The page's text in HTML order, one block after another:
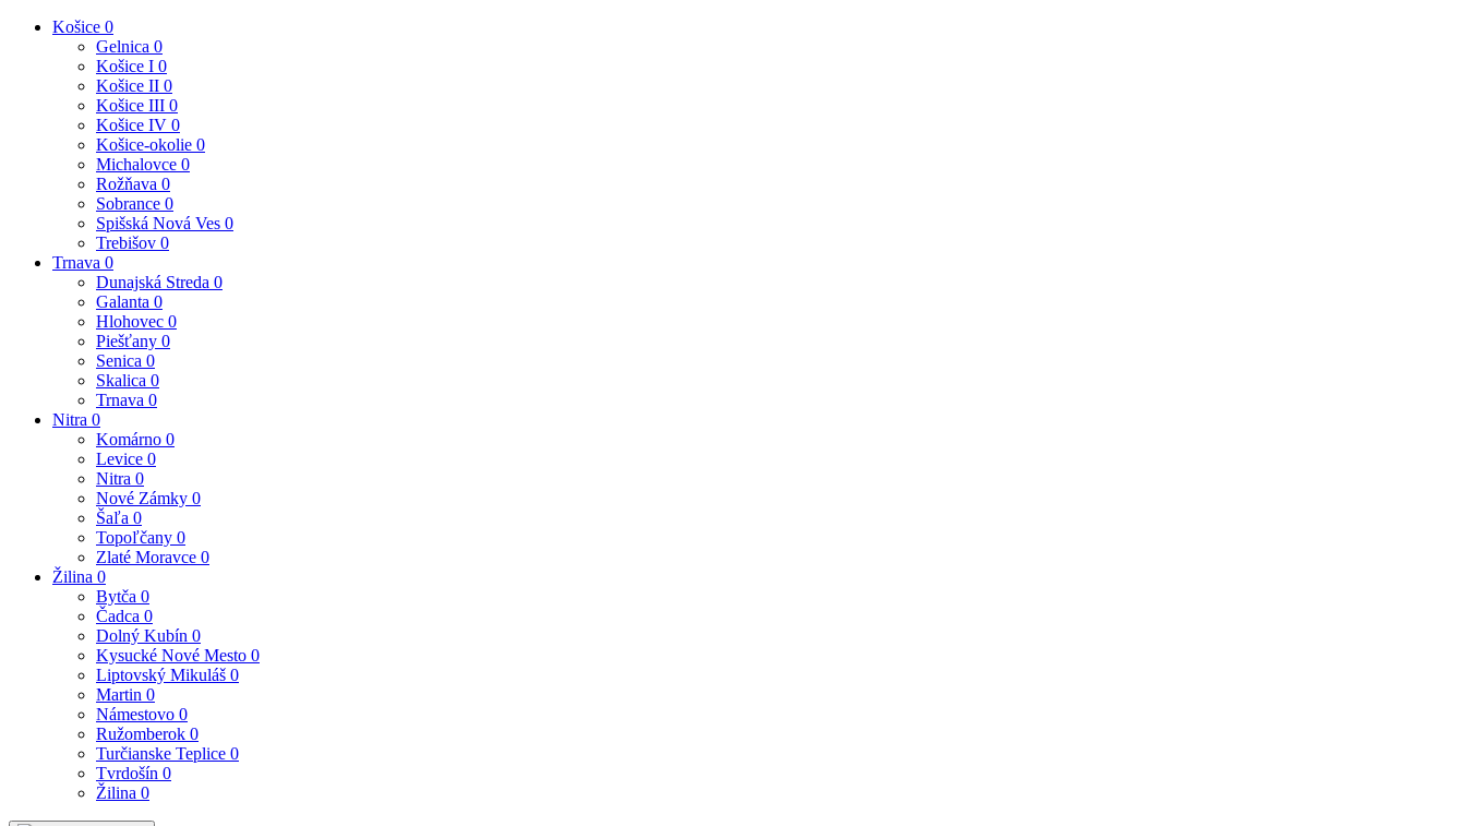
Košice 0
Gelnica 0
Košice I 0
Košice II 0
Košice III 0
Košice IV 0
Košice-okolie 0
Michalovce 0
Rožňava 0
Sobrance 0
Spišská Nová Ves 0
Trebišov 0
Trnava 0
Dunajská Streda 0
Galanta 0
Hlohovec 0
Piešťany 0
Senica 0
Skalica 0
Trnava 0
Nitra 0
Komárno 0
Levice 0
Nitra 0
Nové Zámky 0
Šaľa 0
Topoľčany 0
Zlaté Moravce 0
Žilina 0
Bytča 0
Čadca 0
Dolný Kubín 0
Kysucké Nové Mesto 0
Liptovský Mikuláš 0
Martin 0
Námestovo 0
Ružomberok 0
Turčianske Teplice 0
Tvrdošín 0
Žilina 0